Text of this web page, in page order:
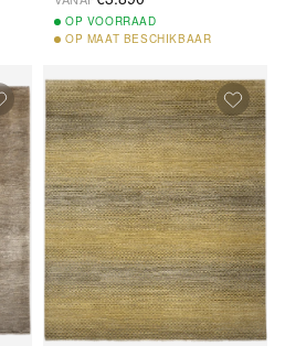
OP VOORRAAD
OP MAAT BESCHIKBAAR